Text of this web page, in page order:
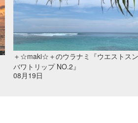
＋☆maki☆＋のウラナミ『ウエストスン
バワトリップ NO.2』
08月19日